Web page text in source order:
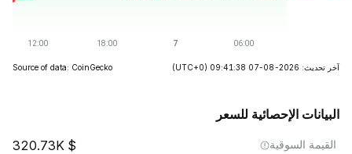
آخر تحديث: 2026-08-07 09:41:38 (UTC+0)
Source of data: CoinGecko
البيانات الإحصائية للسعر
القيمة السوقية 320.73K